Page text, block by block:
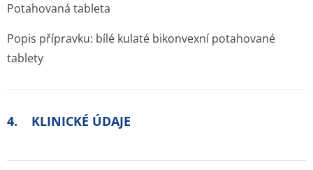
Potahovaná tableta
Popis přípravku: bílé kulaté bikonvexní potahované
tablety
4. KLINICKÉ ÚDAJE